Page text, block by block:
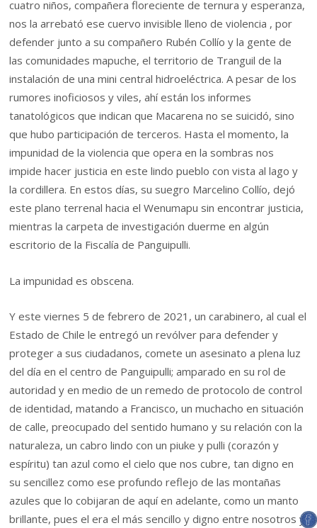
cuatro niños, compañera floreciente de ternura y esperanza,
nos la arrebató ese cuervo invisible lleno de violencia , por
defender junto a su compañero Rubén Collío y la gente de
las comunidades mapuche, el territorio de Tranguil de la
instalación de una mini central hidroeléctrica. A pesar de los
rumores inoficiosos y viles, ahí están los informes
tanatológicos que indican que Macarena no se suicidó, sino
que hubo participación de terceros. Hasta el momento, la
impunidad de la violencia que opera en la sombras nos
impide hacer justicia en este lindo pueblo con vista al lago y
la cordillera. En estos días, su suegro Marcelino Collío, dejó
este plano terrenal hacia el Wenumapu sin encontrar justicia,
mientras la carpeta de investigación duerme en algún
escritorio de la Fiscalía de Panguipulli.
La impunidad es obscena.
Y este viernes 5 de febrero de 2021, un carabinero, al cual el
Estado de Chile le entregó un revólver para defender y
proteger a sus ciudadanos, comete un asesinato a plena luz
del día en el centro de Panguipulli; amparado en su rol de
autoridad y en medio de un remedo de protocolo de control
de identidad, matando a Francisco, un muchacho en situación
de calle, preocupado del sentido humano y su relación con la
naturaleza, un cabro lindo con un piuke y pulli (corazón y
espíritu) tan azul como el cielo que nos cubre, tan digno en
su sencillez como ese profundo reflejo de las montañas
azules que lo cobijaran de aquí en adelante, como un manto
brillante, pues el era el más sencillo y digno entre nosotros y